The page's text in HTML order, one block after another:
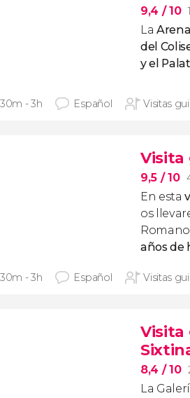
9,4 / 10
La
del
y el
- 3h Español Visitas
Visita
9,5 / 10
En esta
os
años de
- 3h Español Visitas
Visita
8,4 / 10
La